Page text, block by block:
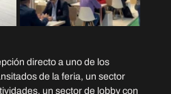
directo a uno de los
de la feria, un sector
un sector de lobby con